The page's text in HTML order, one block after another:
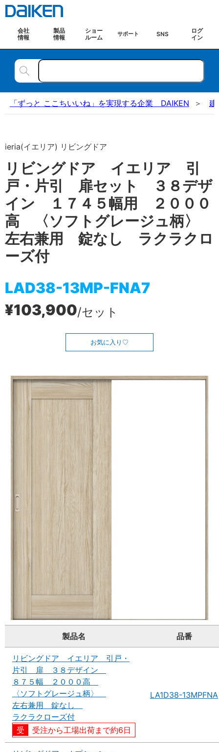
会社
情報
製品
情報
ショー
ルーム
サポート SNS
ログ
イン
「ずっと ここちいいね」を実現する企業 DAIKEN 建
ieria(イエリア) リビングドア
リビングドア イエリア 引
戸・片引 扉セット ３８デザ
イン １７４５幅用 ２０００
高 〈ソフトグレージュ柄〉
左右兼用 錠なし ラクラクロ
ーズ付
LAD38-13MP-FNA7
¥103,900/セット
お気に入り
製品名 品番
リビングドア イエリア 引戸・
片引 扉 ３８デザイン
８７５幅 ２０００高
〈ソフトグレージュ柄〉
左右兼用 錠なし
ラクラクローズ付
受注から工場出荷まで約6日
LA1D38-13MPFNA